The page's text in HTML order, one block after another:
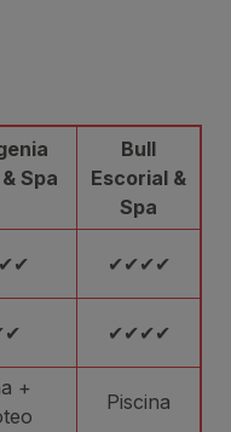
Spa
Bull
Escorial &
Spa
✔✔✔✔
✔✔✔✔
+
Piscina